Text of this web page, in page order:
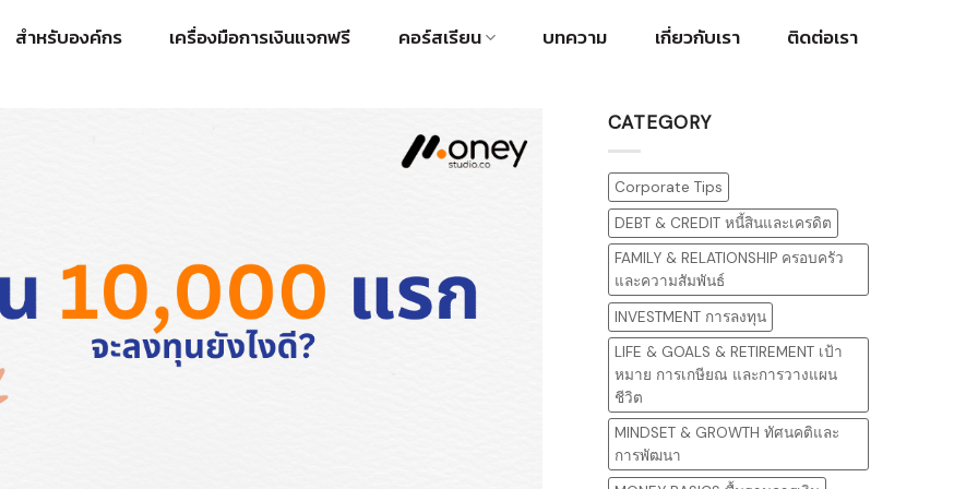
สำหรับองค์กร เครื่องมือการเงินแจกฟรี คอร์สเรียน บทความ เกี่ยวกับเรา ติดต่อเรา
CATEGORY
Corporate Tips
DEBT & CREDIT หนี้สินและเครดิต
FAMILY & RELATIONSHIP ครอบครัว
และความสัมพันธ์
INVESTMENT การลงทุน
LIFE & GOALS & RETIREMENT เป้า
หมาย การเกษียณ และการวางแผน
ชีวิต
MINDSET & GROWTH ทัศนคติและ
การพัฒนา